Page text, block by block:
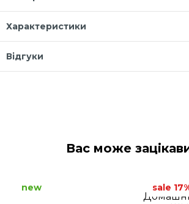
Характеристики
Відгуки
Вас може
new
Домашні
sale